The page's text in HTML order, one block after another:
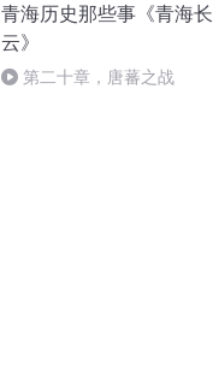
青海历史那些事《青海长
云》
第二十章，唐蕃之战